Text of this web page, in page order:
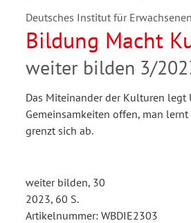
Deutsches Institut für
Bildung Macht
weiter bilden 3/
Das Miteinander der Kulturen legt
Gemeinsamkeiten offen, man
grenzt sich ab.
weiter bilden, 30
2023, 60 S.
Artikelnummer: WBDIE2303